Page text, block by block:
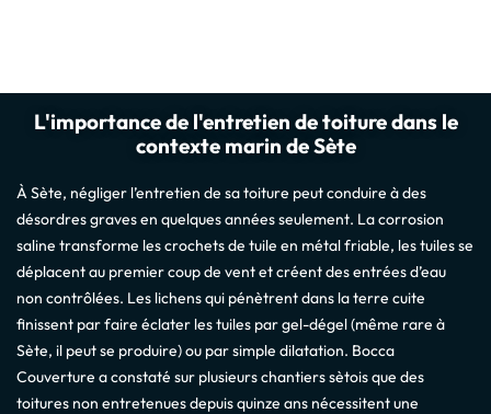
L'importance de l'entretien de toiture dans le
contexte marin de Sète
À Sète, négliger l’entretien de sa toiture peut conduire à des
désordres graves en quelques années seulement. La corrosion
saline transforme les crochets de tuile en métal friable, les tuiles se
déplacent au premier coup de vent et créent des entrées d’eau
non contrôlées. Les lichens qui pénètrent dans la terre cuite
finissent par faire éclater les tuiles par gel-dégel (même rare à
Sète, il peut se produire) ou par simple dilatation. Bocca
Couverture a constaté sur plusieurs chantiers sètois que des
toitures non entretenues depuis quinze ans nécessitent une